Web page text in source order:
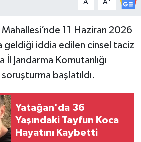
A A
Mahallesi’nde 11 Haziran 2026
geldiği iddia edilen cinsel taciz
İl Jandarma Komutanlığı
başlatıldı.
Yatağan'da 36
Yaşındaki Tayfun Koca
Hayatını Kaybetti